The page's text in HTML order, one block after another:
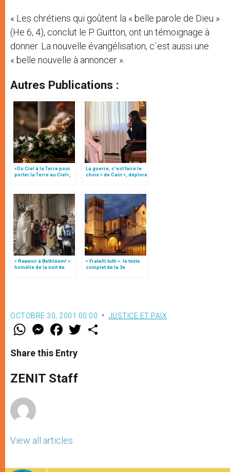
« Les chrétiens qui goûtent la « belle parole de Dieu »
(He 6, 4), conclut le P. Guitton, ont un témoignage à
donner. La nouvelle évangélisation, c´est aussi une
« belle nouvelle à annoncer ».
Autres Publications :
«Du Ciel à la Terre pour
porter la Terre au Ciel»,
La guerre, c’est faire le
choix « de Caïn », déplore
« Revenir à Bethléem! »:
homélie de la nuit de
Noël (texte complet)
« Fratelli tutti »: le texte
complet de la 3e
OCTOBRE 30, 2001 00:00 JUSTICE ET PAIX
W
t
s
p
p
M
e
s
e
g
e
F
a
e
b
o
k
w
Share this Entry
ZENIT Staff
View all articles